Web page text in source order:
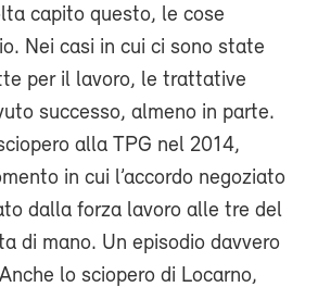
capito questo, le cose
Nei casi in cui ci sono state
per il lavoro, le trattative
successo, almeno in parte.
alla TPG nel 2014,
in cui l’accordo negoziato
dalla forza lavoro alle tre del
di mano. Un episodio davvero
lo sciopero di Locarno,